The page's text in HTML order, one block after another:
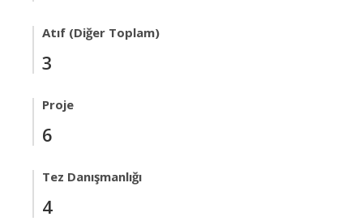
Atıf (Diğer Toplam)
3
Proje
6
Tez Danışmanlığı
4